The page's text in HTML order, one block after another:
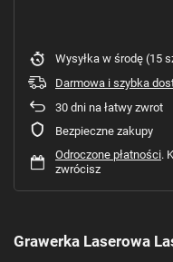
Wysyłka w środę (15
Darmowa i szybka
30 dni na łatwy zwrot
Bezpieczne zakupy
Odroczone płatności.
zwrócisz
Grawerka Laserowa